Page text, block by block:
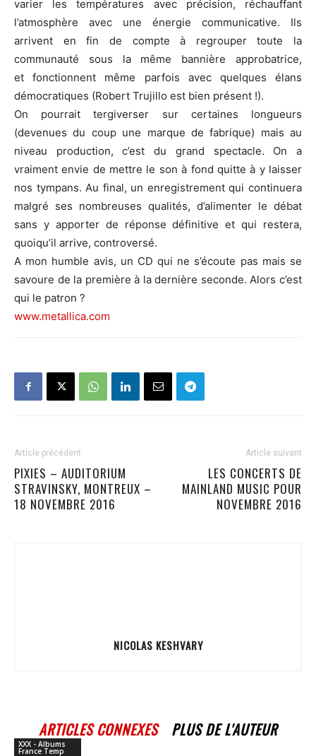
varier les températures avec précision, réchauffant
l’atmosphère avec une énergie communicative. Ils
arrivent en fin de compte à regrouper toute la
communauté sous la même bannière approbatrice,
et fonctionnent même parfois avec quelques élans
démocratiques (Robert Trujillo est bien présent !).
On pourrait tergiverser sur certaines longueurs
(devenues du coup une marque de fabrique) mais au
niveau production, c’est du grand spectacle. On a
vraiment envie de mettre le son à fond quitte à y laisser
nos tympans. Au final, un enregistrement qui continuera
malgré ses nombreuses qualités, d’alimenter le débat
sans y apporter de réponse définitive et qui restera,
quoiqu’il arrive, controversé.
A mon humble avis, un CD qui ne s’écoute pas mais se
savoure de la première à la dernière seconde. Alors c’est
qui le patron ?
www.metallica.com
Article précédent
PIXIES – AUDITORIUM
STRAVINSKY, MONTREUX –
18 NOVEMBRE 2016
Article suivant
LES CONCERTS DE
MAINLAND MUSIC POUR
NOVEMBRE 2016
NICOLAS KESHVARY
ARTICLES CONNEXES PLUS DE L'AUTEUR
XXX - Albums
France Temp